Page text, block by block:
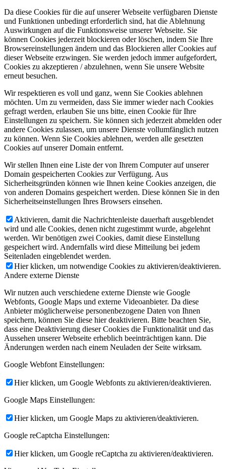
Da diese Cookies für die auf unserer Webseite verfügbaren Dienste
und Funktionen unbedingt erforderlich sind, hat die Ablehnung
Auswirkungen auf die Funktionsweise unserer Webseite. Sie
können Cookies jederzeit blockieren oder löschen, indem Sie Ihre
Browsereinstellungen ändern und das Blockieren aller Cookies auf
dieser Webseite erzwingen. Sie werden jedoch immer aufgefordert,
Cookies zu akzeptieren / abzulehnen, wenn Sie unsere Website
erneut besuchen.
Wir respektieren es voll und ganz, wenn Sie Cookies ablehnen
möchten. Um zu vermeiden, dass Sie immer wieder nach Cookies
gefragt werden, erlauben Sie uns bitte, einen Cookie für Ihre
Einstellungen zu speichern. Sie können sich jederzeit abmelden oder
andere Cookies zulassen, um unsere Dienste vollumfänglich nutzen
zu können. Wenn Sie Cookies ablehnen, werden alle gesetzten
Cookies auf unserer Domain entfernt.
Wir stellen Ihnen eine Liste der von Ihrem Computer auf unserer
Domain gespeicherten Cookies zur Verfügung. Aus
Sicherheitsgründen können wie Ihnen keine Cookies anzeigen, die
von anderen Domains gespeichert werden. Diese können Sie in den
Sicherheitseinstellungen Ihres Browsers einsehen.
Aktivieren, damit die Nachrichtenleiste dauerhaft ausgeblendet
wird und alle Cookies, denen nicht zugestimmt wurde, abgelehnt
werden. Wir benötigen zwei Cookies, damit diese Einstellung
gespeichert wird. Andernfalls wird diese Mitteilung bei jedem
Seitenladen eingeblendet werden.
Hier klicken, um notwendige Cookies zu aktivieren/deaktivieren.
Andere externe Dienste
Wir nutzen auch verschiedene externe Dienste wie Google
Webfonts, Google Maps und externe Videoanbieter. Da diese
Anbieter möglicherweise personenbezogene Daten von Ihnen
speichern, können Sie diese hier deaktivieren. Bitte beachten Sie,
dass eine Deaktivierung dieser Cookies die Funktionalität und das
Aussehen unserer Webseite erheblich beeinträchtigen kann. Die
Änderungen werden nach einem Neuladen der Seite wirksam.
Google Webfont Einstellungen:
Hier klicken, um Google Webfonts zu aktivieren/deaktivieren.
Google Maps Einstellungen:
Hier klicken, um Google Maps zu aktivieren/deaktivieren.
Google reCaptcha Einstellungen:
Hier klicken, um Google reCaptcha zu aktivieren/deaktivieren.